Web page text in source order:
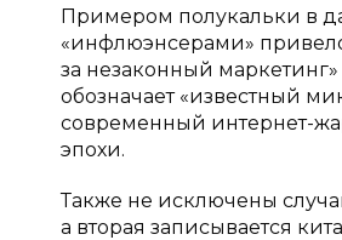
Примером полукальки в
«инфлюэнсерами»
за незаконный
обозначает «известный
современный интернет-
эпохи.
Также не исключены
а вторая записывается